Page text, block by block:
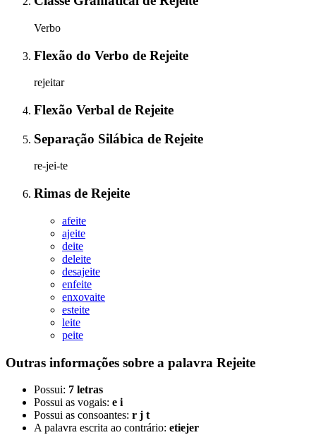
Verbo
Flexão do Verbo de Rejeite
rejeitar
Flexão Verbal de Rejeite
Separação Silábica de Rejeite
re-jei-te
Rimas de Rejeite
afeite
ajeite
deite
deleite
desajeite
enfeite
enxovaite
esteite
leite
peite
Outras informações sobre a palavra Rejeite
Possui: 7 letras
Possui as vogais: e i
Possui as consoantes: r j t
A palavra escrita ao contrário: etiejer